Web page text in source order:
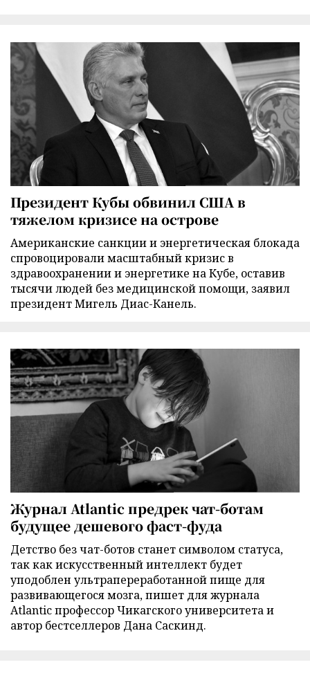
Президент Кубы обвинил США в
тяжелом кризисе на острове
Американские санкции и энергетическая блокада
спровоцировали масштабный кризис в
здравоохранении и энергетике на Кубе, оставив
тысячи людей без медицинской помощи, заявил
президент Мигель Диас-Канель.
Журнал Atlantic предрек чат-ботам
будущее дешевого фаст-фуда
Детство без чат-ботов станет символом статуса,
так как искусственный интеллект будет
уподоблен ультрапереработанной пище для
развивающегося мозга, пишет для журнала
Atlantic профессор Чикагского университета и
автор бестселлеров Дана Саскинд.